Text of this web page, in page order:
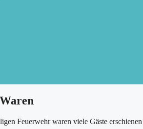
Feuerwehr waren viele Gäste